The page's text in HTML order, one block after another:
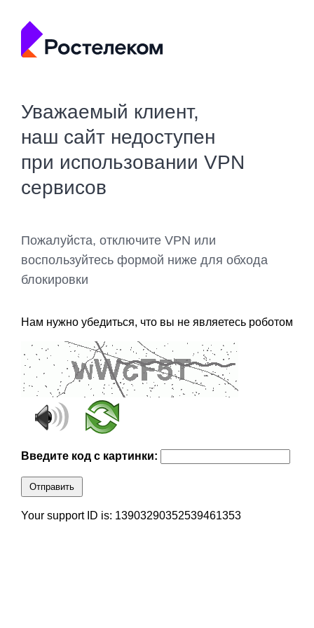
Уважаемый клиент,
наш сайт недоступен
при использовании VPN
сервисов
Пожалуйста, отключите VPN или
воспользуйтесь формой ниже для обхода
блокировки
Нам нужно убедиться, что вы не являетесь роботом
Введите код с картинки:
Отправить
Your support ID is: 13903290352539461353